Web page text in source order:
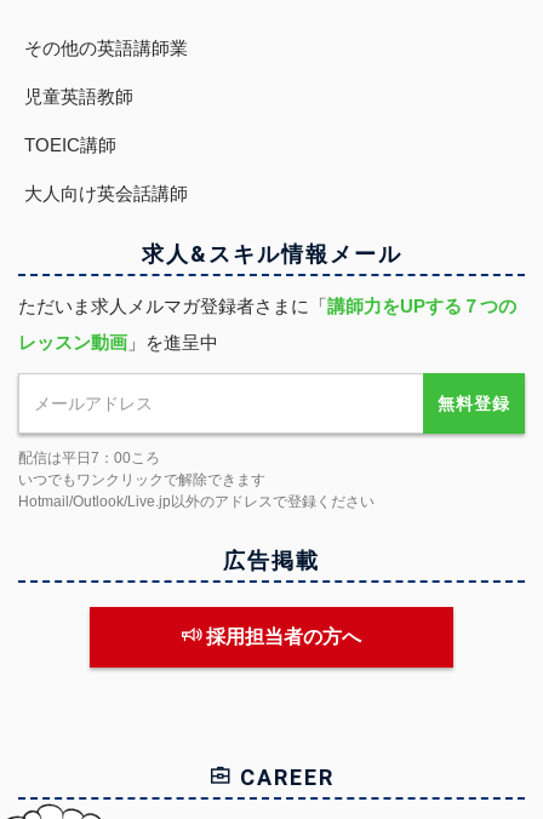
その他の英語講師業
児童英語教師
TOEIC講師
大人向け英会話講師
求人&スキル情報 メール
ただいま求人メルマガ登録者さまに「講師力をUPする７つの
レッスン動画 」を進呈中
無料登録
配信は平日7：00ころ
いつでもワンクリックで解除できます
Hotmail/Outlook/Live.jp以外のアドレスで登録ください
広告掲載
採用担当者の方へ
CAREER